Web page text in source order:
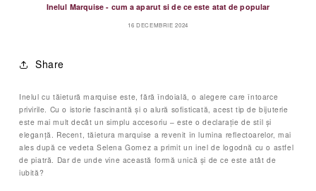
Inelul Marquise - cum a aparut si de ce este atat de popular
16 DECEMBRIE 2024
Share
Inelul cu tăietură marquise este, fără îndoială, o alegere care întoarce
privirile. Cu o istorie fascinantă și o alură sofisticată, acest tip de bijuterie
este mai mult decât un simplu accesoriu – este o declarație de stil și
eleganță. Recent, tăietura marquise a revenit în lumina reflectoarelor, mai
ales după ce vedeta Selena Gomez a primit un inel de logodnă cu o astfel
de piatră. Dar de unde vine această formă unică și de ce este atât de
iubită?